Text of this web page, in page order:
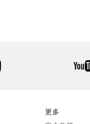
instagram
更多